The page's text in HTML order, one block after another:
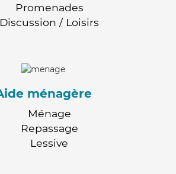
Promenades
Discussion / Loisirs
ménagère
Ménage
Repassage
Lessive